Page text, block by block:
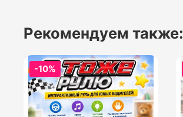
Рекомендуем также:
-10%